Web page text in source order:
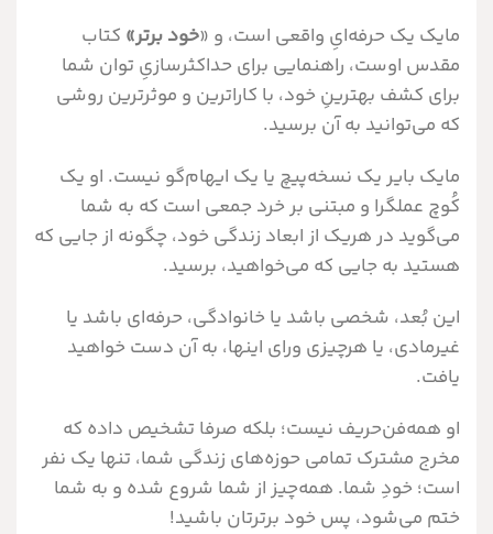
مایک یک حرفه‌ایِ واقعی است، و «خود برتر» کتاب
مقدس اوست، راهنمایی برای حداکثر‌سازیِ توان شما
برای کشف بهترینِ خود، با کارا‌ترین و موثر‌ترین روشی
که می‌توانید به آن برسید.
مایک بایر یک نسخه‌پیچ یا یک ایهام‌گو نیست. او یک
کُوچ عملگرا و مبتنی بر خرد جمعی است که به شما
می‌گوید در هریک از ابعاد زندگی خود، چگونه از جایی که
هستید به جایی که می‌خواهید، برسید.
این بُعد، شخصی باشد یا خانوادگی، حرفه‌ای باشد یا
غیر‌مادی، یا هرچیزی ورای اینها، به آن دست خواهید
یافت.
او همه‌فن‌حریف نیست؛ بلکه صرفا تشخیص داده که
مخرج مشترک تمامی حوزه‌های زندگی شما، تنها یک نفر
است؛ خودِ شما. همه‌چیز از شما شروع شده و به شما
ختم می‌شود، پس خود برترتان باشید!